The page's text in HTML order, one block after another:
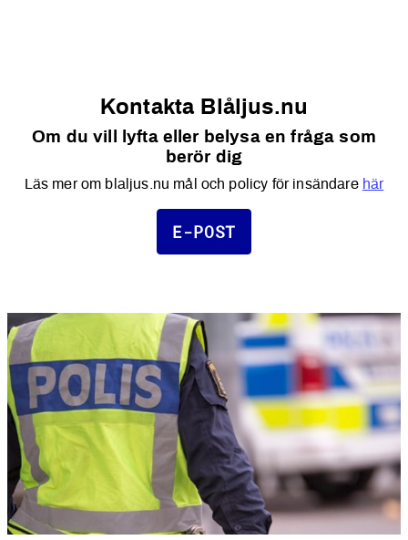
Kontakta Blåljus.nu
Om du vill lyfta eller belysa en fråga som
berör dig
Läs mer om blaljus.nu mål och policy för insändare här
E-POST